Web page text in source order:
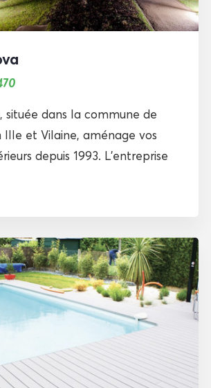
située dans la commune de
et Vilaine, aménage vos
depuis 1993. L’entreprise